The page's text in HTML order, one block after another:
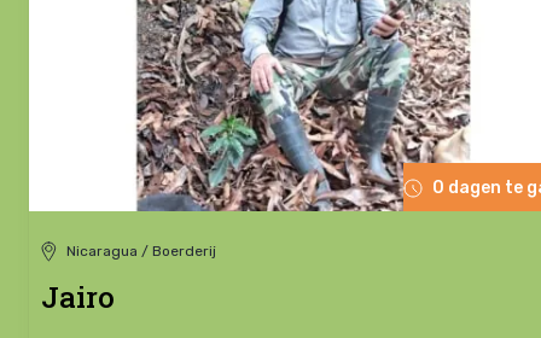
0 dagen te
Nicaragua / Boerderij
Jairo